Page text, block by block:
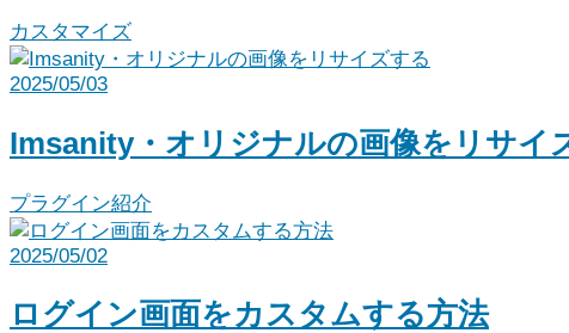
カスタマイズ
2025/05/03
Imsanity・オリジナルの画像をリサイ
プラグイン紹介
2025/05/02
ログイン画面をカスタムする方法